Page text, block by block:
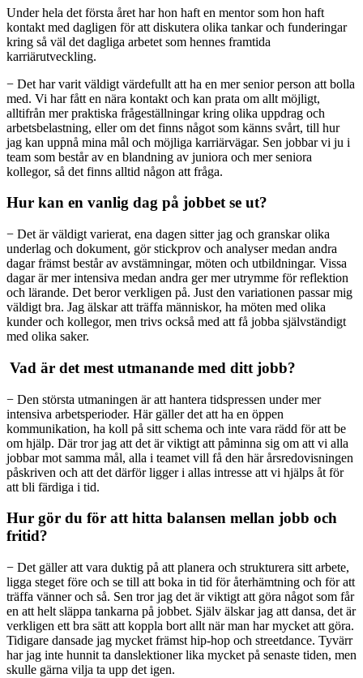
Under hela det första året har hon haft en mentor som hon haft
kontakt med dagligen för att diskutera olika tankar och funderingar
kring så väl det dagliga arbetet som hennes framtida
karriärutveckling.
− Det har varit väldigt värdefullt att ha en mer senior person att bolla
med. Vi har fått en nära kontakt och kan prata om allt möjligt,
alltifrån mer praktiska frågeställningar kring olika uppdrag och
arbetsbelastning, eller om det finns något som känns svårt, till hur
jag kan uppnå mina mål och möjliga karriärvägar. Sen jobbar vi ju i
team som består av en blandning av juniora och mer seniora
kollegor, så det finns alltid någon att fråga.
Hur kan en vanlig dag på jobbet se ut?
− Det är väldigt varierat, ena dagen sitter jag och granskar olika
underlag och dokument, gör stickprov och analyser medan andra
dagar främst består av avstämningar, möten och utbildningar. Vissa
dagar är mer intensiva medan andra ger mer utrymme för reflektion
och lärande. Det beror verkligen på. Just den variationen passar mig
väldigt bra. Jag älskar att träffa människor, ha möten med olika
kunder och kollegor, men trivs också med att få jobba självständigt
med olika saker.
Vad är det mest utmanande med ditt jobb?
− Den största utmaningen är att hantera tidspressen under mer
intensiva arbetsperioder. Här gäller det att ha en öppen
kommunikation, ha koll på sitt schema och inte vara rädd för att be
om hjälp. Där tror jag att det är viktigt att påminna sig om att vi alla
jobbar mot samma mål, alla i teamet vill få den här årsredovisningen
påskriven och att det därför ligger i allas intresse att vi hjälps åt för
att bli färdiga i tid.
Hur gör du för att hitta balansen mellan jobb och
fritid?
− Det gäller att vara duktig på att planera och strukturera sitt arbete,
ligga steget före och se till att boka in tid för återhämtning och för att
träffa vänner och så. Sen tror jag det är viktigt att göra något som får
en att helt släppa tankarna på jobbet. Själv älskar jag att dansa, det är
verkligen ett bra sätt att koppla bort allt när man har mycket att göra.
Tidigare dansade jag mycket främst hip-hop och streetdance. Tyvärr
har jag inte hunnit ta danslektioner lika mycket på senaste tiden, men
skulle gärna vilja ta upp det igen.